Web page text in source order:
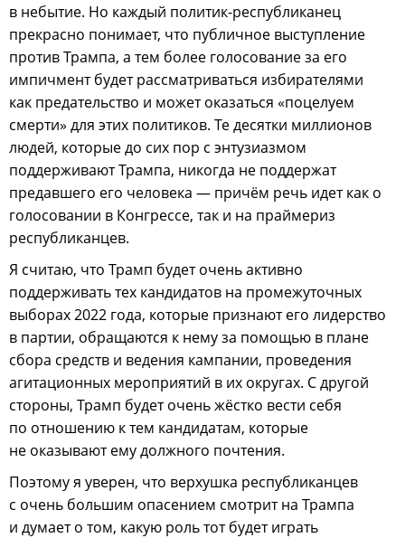
в небытие. Но каждый политик-республиканец
прекрасно понимает, что публичное выступление
против Трампа, а тем более голосование за его
импичмент будет рассматриваться избирателями
как предательство и может оказаться «поцелуем
смерти» для этих политиков. Те десятки миллионов
людей, которые до сих пор с энтузиазмом
поддерживают Трампа, никогда не поддержат
предавшего его человека — причём речь идет как о
голосовании в Конгрессе, так и на праймериз
республиканцев.
Я считаю, что Трамп будет очень активно
поддерживать тех кандидатов на промежуточных
выборах 2022 года, которые признают его лидерство
в партии, обращаются к нему за помощью в плане
сбора средств и ведения кампании, проведения
агитационных мероприятий в их округах. С другой
стороны, Трамп будет очень жёстко вести себя
по отношению к тем кандидатам, которые
не оказывают ему должного почтения.
Поэтому я уверен, что верхушка республиканцев
с очень большим опасением смотрит на Трампа
и думает о том, какую роль тот будет играть